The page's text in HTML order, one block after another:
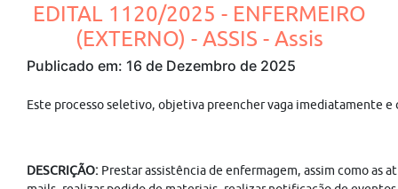
EDITAL 1120/2025 - ENFERMEIRO
(EXTERNO) - ASSIS - Assis
Publicado em: 16 de Dezembro de 2025
Este processo seletivo, objetiva preencher vaga imediatamente
DESCRIÇÃO: Prestar assistência de enfermagem, assim como as